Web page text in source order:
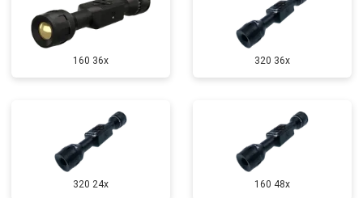
160 36x 320 36x
320 24x 160 48x